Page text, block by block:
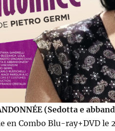
(Sedotta e
en Combo Blu-ray+DVD le